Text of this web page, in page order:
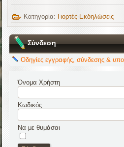
Κατηγορία: Γιορτές-Εκδηλώσεις
Σύνδεση
Οδηγίες εγγραφής, σύνδεσης &
Όνομα Χρήστη
Κωδικός
Να με θυμάσαι